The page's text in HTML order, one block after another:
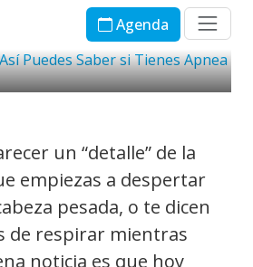
Agenda
del Sueño
10 de febrero de 2026
un “detalle” de la
empiezas a despertar
pesada, o te dicen
de respirar mientras
noticia es que hoy